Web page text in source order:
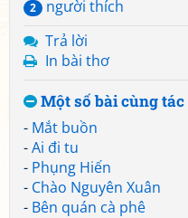
2
người thích
Trả lời
In bài thơ
Một số bài cùng tác
- Mắt buồn
-Ai đi tu
- Phụng Hiến
- Chào Nguyên Xuân
- Bên quán cà phê